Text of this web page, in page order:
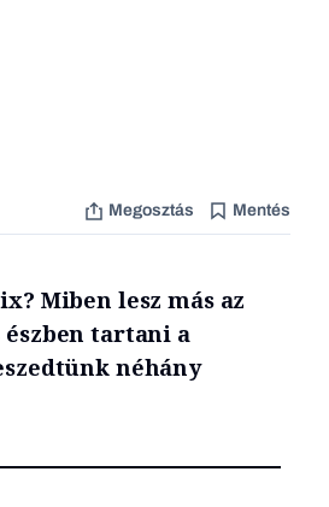
Megosztás Mentés
Miben lesz más az
észben tartani a
néhány